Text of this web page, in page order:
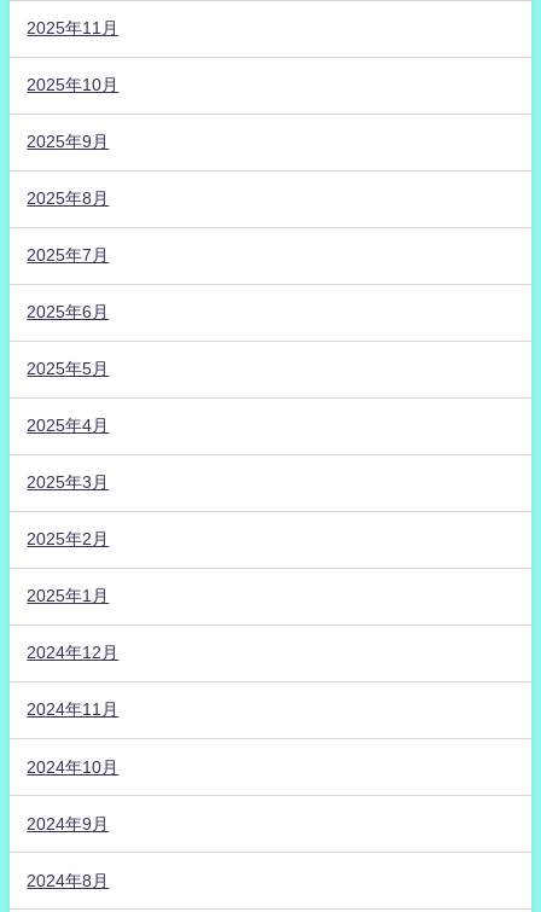
2025年11月
2025年10月
2025年9月
2025年8月
2025年7月
2025年6月
2025年5月
2025年4月
2025年3月
2025年2月
2025年1月
2024年12月
2024年11月
2024年10月
2024年9月
2024年8月